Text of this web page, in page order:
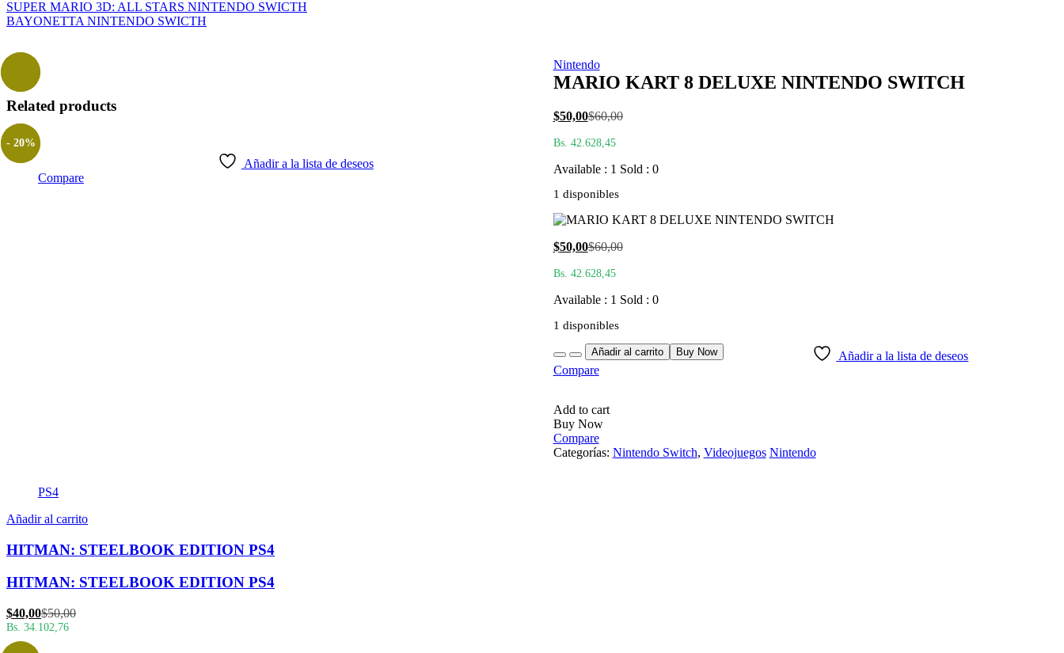
SUPER MARIO 3D: ALL STARS NINTENDO SWICTH
BAYONETTA NINTENDO SWICTH
Nintendo
MARIO KART 8 DELUXE NINTENDO SWITCH
$50,00El
actual
$50,00.
$60,00El
$60,00.
Bs. 42.628,45
Available : 1 Sold : 0
1 disponibles
$50,00El
actual
$50,00.
$60,00El
$60,00.
Bs. 42.628,45
Available : 1 Sold : 0
1 disponibles
QuantityAñadir al carrito Buy Now
Añadir a la lista de deseos
Compare
Add to cart
Buy Now
Compare
Categorías: Nintendo Switch, Videojuegos Nintendo
Related products
Añadir a la lista de deseos
Compare
PS4
Añadir al carrito
HITMAN: STEELBOOK EDITION PS4
HITMAN: STEELBOOK EDITION PS4
$40,00El
precio
$50,00El
Bs. 34.102,76
- 20%